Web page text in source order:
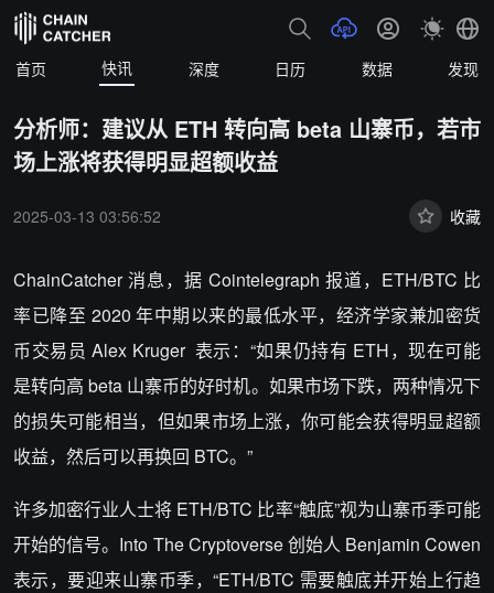
首页 快讯 深度 日历 数据 发现
分析师：建议从 ETH 转向高 beta 山寨币，若市
场上涨将获得明显超额收益
2025-03-13 03:56:52 收藏
ChainCatcher 消息，据 Cointelegraph 报道，ETH/BTC 比
率已降至 2020 年中期以来的最低水平，经济学家兼加密货
币交易员 Alex Kruger 表示：“如果仍持有 ETH，现在可能
是转向高 beta 山寨币的好时机。如果市场下跌，两种情况下
的损失可能相当，但如果市场上涨，你可能会获得明显超额
收益，然后可以再换回 BTC。”
许多加密行业人士将 ETH/BTC 比率“触底”视为山寨币季可能
开始的信号。Into The Cryptoverse 创始人 Benjamin Cowen
表示，要迎来山寨币季，“ETH/BTC 需要触底并开始上行趋